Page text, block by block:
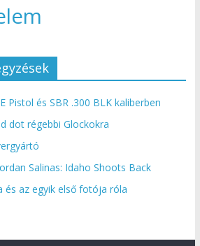
Pistol és SBR .300 BLK kaliberben
dot régebbi Glockokra
Salinas: Idaho Shoots Back
és az egyik első fotója róla